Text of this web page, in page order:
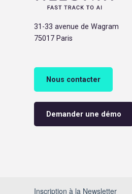
31-33 avenue de Wagram
75017 Paris
Nous contacter
Demander une démo